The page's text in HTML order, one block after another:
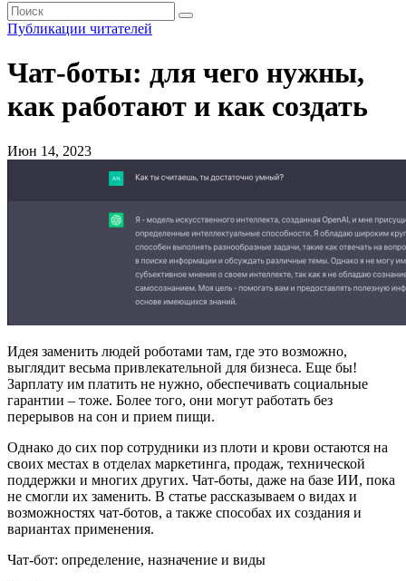
Публикации читателей
Чат-боты: для чего нужны,
как работают и как создать
Июн 14, 2023
Идея заменить людей роботами там, где это возможно,
выглядит весьма привлекательной для бизнеса. Еще бы!
Зарплату им платить не нужно, обеспечивать социальные
гарантии – тоже. Более того, они могут работать без
перерывов на сон и прием пищи.
Однако до сих пор сотрудники из плоти и крови остаются на
своих местах в отделах маркетинга, продаж, технической
поддержки и многих других. Чат-боты, даже на базе ИИ, пока
не смогли их заменить. В статье рассказываем о видах и
возможностях чат-ботов, а также способах их создания и
вариантах применения.
Чат-бот: определение, назначение и виды